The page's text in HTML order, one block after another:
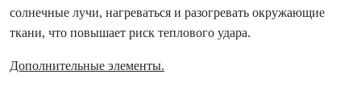
солнечные лучи, нагреваться и разогревать окружающие
ткани, что повышает риск теплового удара.
Дополнительные элементы.